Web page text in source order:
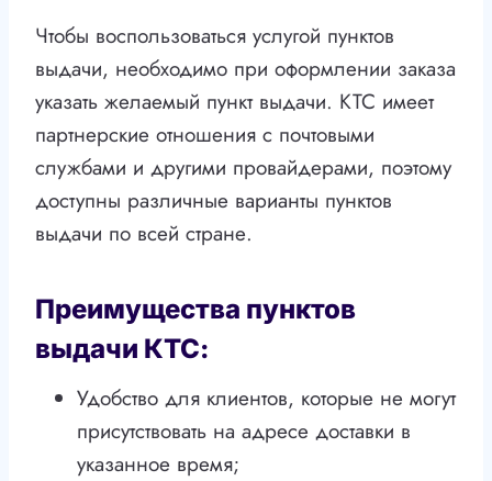
Чтобы воспользоваться услугой пунктов
выдачи, необходимо при оформлении заказа
указать желаемый пункт выдачи. КТС имеет
партнерские отношения с почтовыми
службами и другими провайдерами, поэтому
доступны различные варианты пунктов
выдачи по всей стране.
Преимущества пунктов
выдачи КТС:
Удобство для клиентов, которые не могут
присутствовать на адресе доставки в
указанное время;